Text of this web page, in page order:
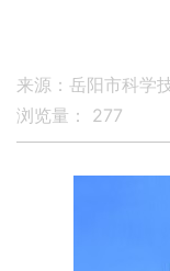
来源：岳阳市科学
浏览量： 277